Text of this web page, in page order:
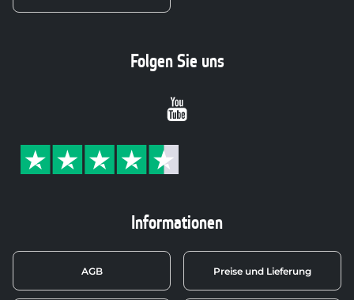
Informationen
AGB Preise und Lieferung
Folgen Sie uns
Youtube